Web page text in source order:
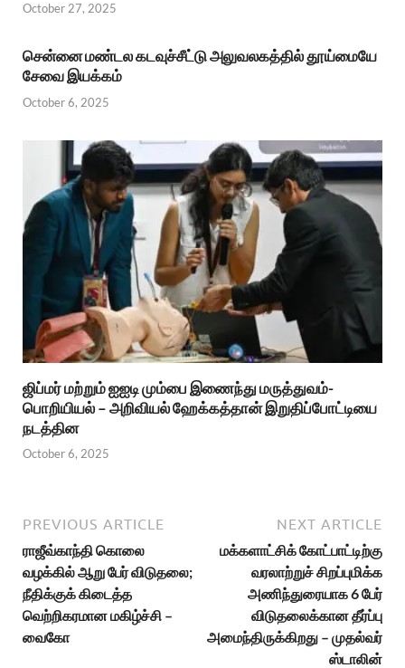
October 27, 2025
சென்னை மண்டல கடவுச்சீட்டு அலுவலகத்தில் தூய்மையே
சேவை இயக்கம்
October 6, 2025
ஜிப்மர் மற்றும் ஐஐடி மும்பை இணைந்து மருத்துவம்-
பொறியியல் – அறிவியல் ஹேக்கத்தான் இறுதிப்போட்டியை
நடத்தின
October 6, 2025
PREVIOUS ARTICLE
ராஜீவ்காந்தி கொலை
வழக்கில் ஆறு பேர் விடுதலை;
நீதிக்குக் கிடைத்த
வெற்றிகரமான மகிழ்ச்சி –
வைகோ
NEXT ARTICLE
மக்களாட்சிக் கோட்பாட்டிற்கு
வரலாற்றுச் சிறப்புமிக்க
அணிந்துரையாக 6 பேர்
விடுதலைக்கான தீர்ப்பு
அமைந்திருக்கிறது – முதல்வர்
ஸ்டாலின்